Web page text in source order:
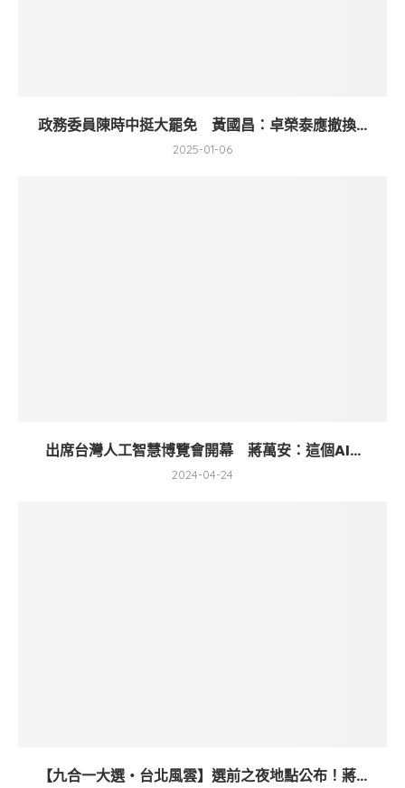
政務委員陳時中挺大罷免 黃國昌：卓榮泰應撤換...
2025-01-06
出席台灣人工智慧博覽會開幕 蔣萬安：這個AI...
2024-04-24
【九合一大選・台北風雲】選前之夜地點公布！蔣...